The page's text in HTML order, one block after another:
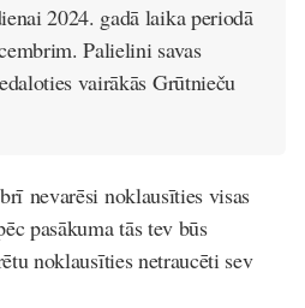
2024. gadā laika periodā
Palielini savas
vairākās Grūtnieču
nevarēsi noklausīties visas
pasākuma tās tev būs
noklausīties netraucēti sev